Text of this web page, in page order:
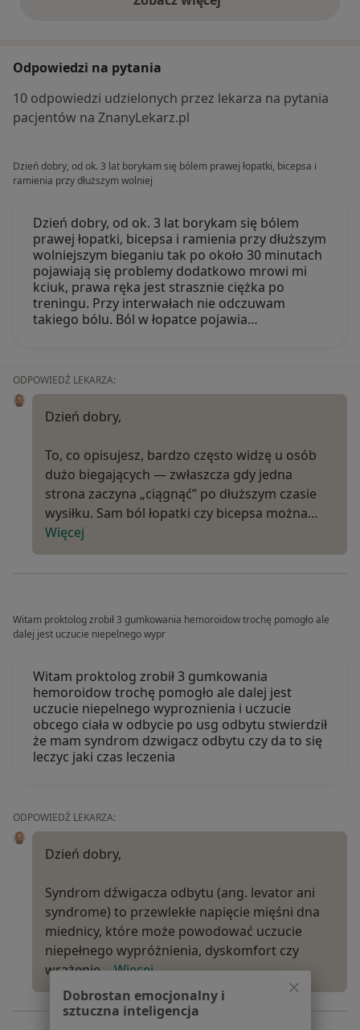
opinie powyżej
Odpowiedzi na pytania
10 odpowiedzi udzielonych przez lekarza na pytania
pacjentów na ZnanyLekarz.pl
Dzień dobry, od ok. 3 lat borykam się bólem prawej łopatki, bicepsa i
ramienia przy dłuższym wolniej
Dzień dobry, od ok. 3 lat borykam się bólem
prawej łopatki, bicepsa i ramienia przy dłuższym
wolniejszym bieganiu tak po około 30 minutach
pojawiają się problemy dodatkowo mrowi mi
kciuk, prawa ręka jest strasznie ciężka po
treningu. Przy interwałach nie odczuwam
takiego bólu. Ból w łopatce pojawia…
ODPOWIEDŹ LEKARZA:
Dzień dobry,
To, co opisujesz, bardzo często widzę u osób
dużo biegających — zwłaszcza gdy jedna
strona zaczyna „ciągnąć” po dłuższym czasie
wysiłku. Sam ból łopatki czy bicepsa można…
Więcej
Witam proktolog zrobił 3 gumkowania hemoroidow trochę pomogło ale
dalej jest uczucie niepelnego wypr
Witam proktolog zrobił 3 gumkowania
hemoroidow trochę pomogło ale dalej jest
uczucie niepelnego wyproznienia i uczucie
obcego ciała w odbycie po usg odbytu stwierdził
że mam syndrom dzwigacz odbytu czy da to się
leczyc jaki czas leczenia
ODPOWIEDŹ LEKARZA:
Dzień dobry,
Syndrom dźwigacza odbytu (ang. levator ani
syndrome) to przewlekłe napięcie mięśni dna
miednicy, które może powodować uczucie
niepełnego wypróżnienia, dyskomfort czy
wrażenie…Więcej
Dobrostan emocjonalny i
sztuczna inteligencja